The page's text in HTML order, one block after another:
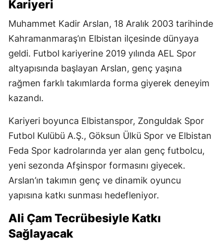
Kariyeri
Muhammet Kadir Arslan, 18 Aralık 2003 tarihinde
Kahramanmaraş’ın Elbistan ilçesinde dünyaya
geldi. Futbol kariyerine 2019 yılında AEL Spor
altyapısında başlayan Arslan, genç yaşına
rağmen farklı takımlarda forma giyerek deneyim
kazandı.
Kariyeri boyunca Elbistanspor, Zonguldak Spor
Futbol Kulübü A.Ş., Göksun Ülkü Spor ve Elbistan
Feda Spor kadrolarında yer alan genç futbolcu,
yeni sezonda Afşinspor formasını giyecek.
Arslan’ın takımın genç ve dinamik oyuncu
yapısına katkı sunması hedefleniyor.
Ali Çam Tecrübesiyle Katkı
Sağlayacak